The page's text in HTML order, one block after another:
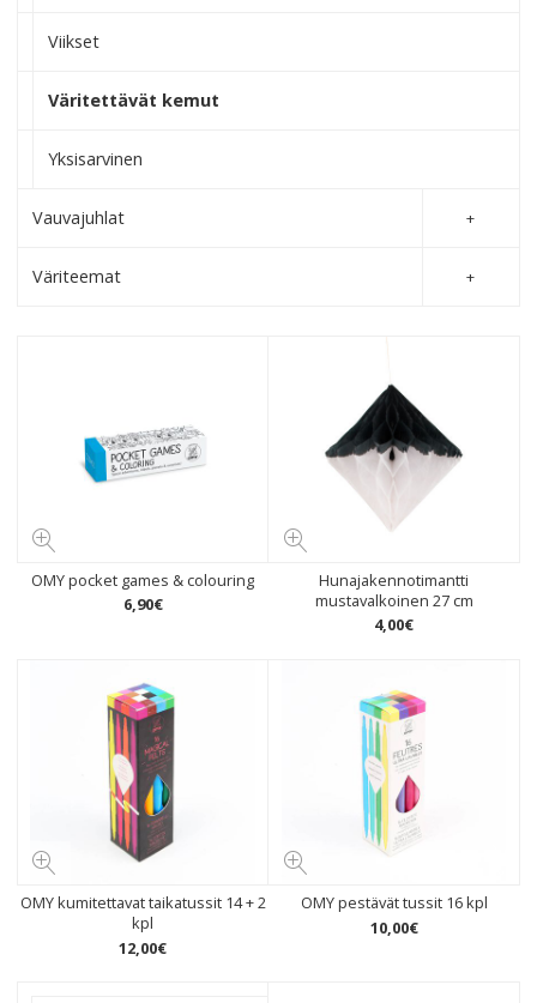
Viikset
Väritettävät kemut
Yksisarvinen
Vauvajuhlat
Väriteemat
OMY pocket games & colouring
6,90€
Hunajakennotimantti
mustavalkoinen 27 cm
4,00€
OMY kumitettavat taikatussit 14 + 2
kpl
12,00€
OMY pestävät tussit 16 kpl
10,00€